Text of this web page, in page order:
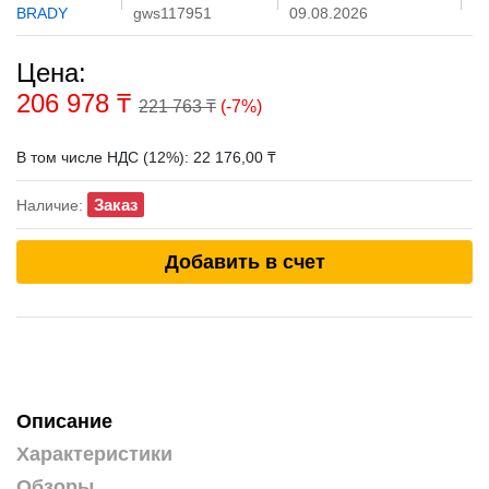
BRADY gws117951 09.08.2026
Цена:
206 978 ₸ 221 763 ₸ (-7%)
В том числе НДС (12%): 22 176,00 ₸
Наличие: Заказ
Добавить в счет
Описание
Характеристики